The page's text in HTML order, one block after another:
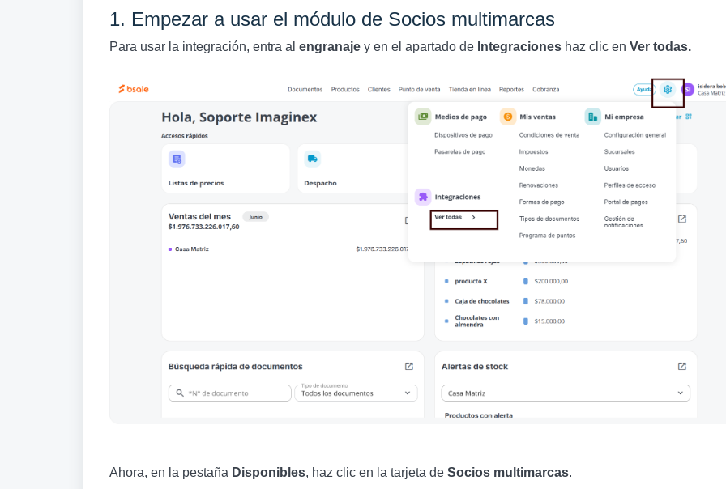
1. Empezar a usar el módulo de Socios multimarcas
Para usar la integración, entra al engranaje y en el apartado de Integraciones haz clic en Ver todas.
Ahora, en la pestaña Disponibles, haz clic en la tarjeta de Socios multimarcas.